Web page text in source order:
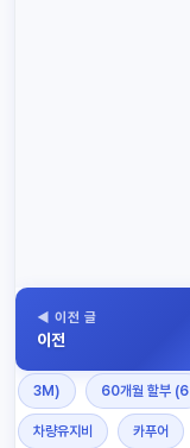
◀ 이전 글
이전
3M) 60개월 할부 (6
차량유지비 카푸어